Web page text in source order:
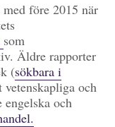
före 2015 när
som
Äldre rapporter
(sökbara i
och
engelska och